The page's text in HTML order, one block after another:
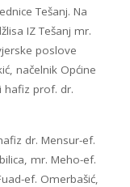
Tešanj. Na
IZ Tešanj mr.
poslove
načelnik Općine
hafiz prof. dr.
dr. Mensur-ef.
mr. Meho-ef.
ef. Omerbašić,